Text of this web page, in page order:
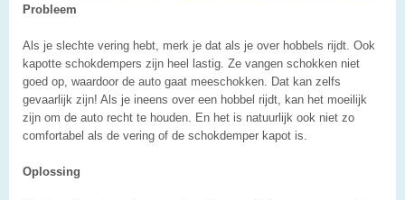
Probleem
Als je slechte vering hebt, merk je dat als je over hobbels rijdt. Ook
kapotte schokdempers zijn heel lastig. Ze vangen schokken niet
goed op, waardoor de auto gaat meeschokken. Dat kan zelfs
gevaarlijk zijn! Als je ineens over een hobbel rijdt, kan het moeilijk
zijn om de auto recht te houden. En het is natuurlijk ook niet zo
comfortabel als de vering of de schokdemper kapot is.
Oplossing